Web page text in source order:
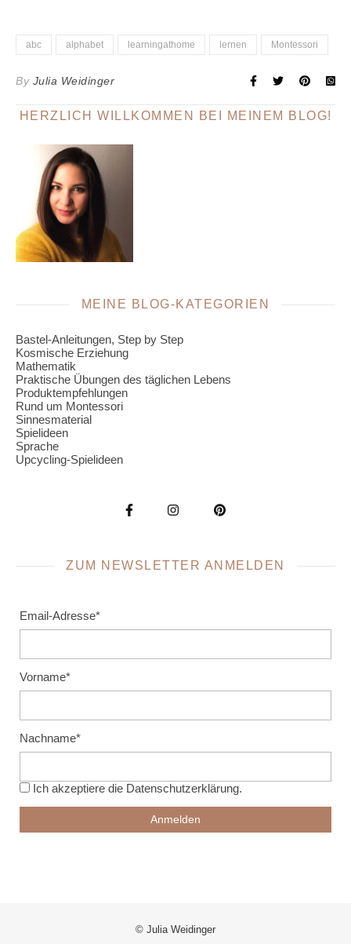
abc alphabet learningathome lernen Montessori
By Julia Weidinger
HERZLICH WILLKOMMEN BEI MEINEM BLOG!
MEINE BLOG-KATEGORIEN
Bastel-Anleitungen, Step by Step
Kosmische Erziehung
Mathematik
Praktische Übungen des täglichen Lebens
Produktempfehlungen
Rund um Montessori
Sinnesmaterial
Spielideen
Sprache
Upcycling-Spielideen
ZUM NEWSLETTER ANMELDEN
Email-Adresse*
Vorname*
Nachname*
Ich akzeptiere die Datenschutzerklärung.
© Julia Weidinger